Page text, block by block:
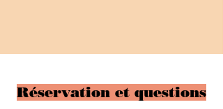
Réservation et questions